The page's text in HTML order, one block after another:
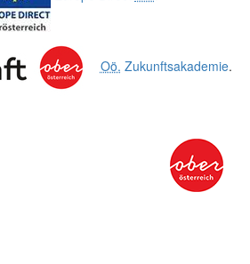
Oö. Zukunftsakademie.